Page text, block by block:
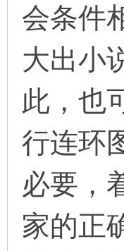
会条件
大出小
此，也
行连环
必要，
家的正